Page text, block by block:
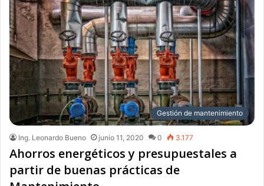
Gestión de mantenimiento
Ing. Leonardo Bueno junio 11, 2020 0 3.177
Ahorros energéticos y presupuestales a
partir de buenas prácticas de